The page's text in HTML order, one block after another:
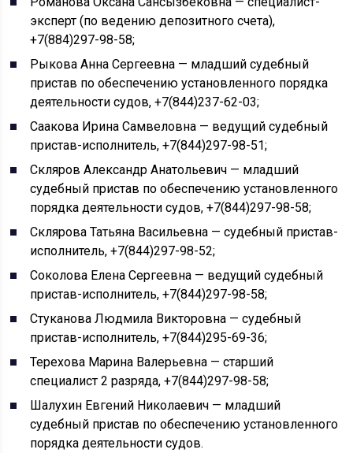
эксперт (по ведению депозитного счета),
+7(884)297-98-58;
Рыкова Анна Сергеевна — младший судебный
пристав по обеспечению установленного порядка
деятельности судов, +7(844)237-62-03;
Саакова Ирина Самвеловна — ведущий судебный
пристав-исполнитель, +7(844)297-98-51;
Скляров Александр Анатольевич — младший
судебный пристав по обеспечению установленного
порядка деятельности судов, +7(844)297-98-58;
Склярова Татьяна Васильевна — судебный пристав-
исполнитель, +7(844)297-98-52;
Соколова Елена Сергеевна — ведущий судебный
пристав-исполнитель, +7(844)297-98-58;
Стуканова Людмила Викторовна — судебный
пристав-исполнитель, +7(844)295-69-36;
Терехова Марина Валерьевна — старший
специалист 2 разряда, +7(844)297-98-58;
Шалухин Евгений Николаевич — младший
судебный пристав по обеспечению установленного
порядка деятельности судов.